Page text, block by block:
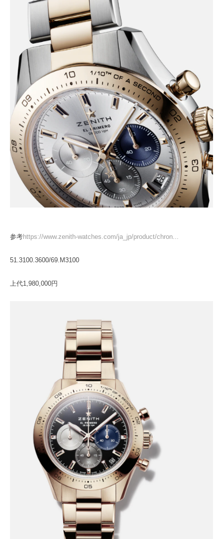
参考https://www.zenith-watches.com/ja_jp/product/chron...
51.3100.3600/69.M3100
上代1,980,000円